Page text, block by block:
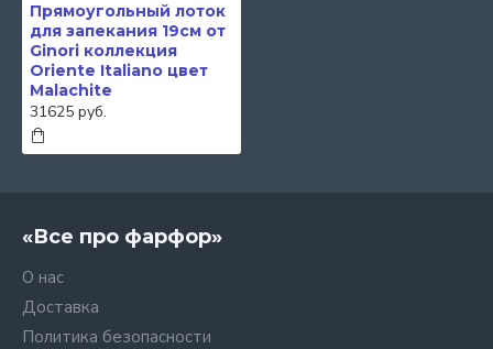
Прямоугольный лоток
для запекания 19см от
Ginori коллекция
Oriente Italiano цвет
Malachite
31625 руб.
«Все про фарфор»
О нас
Доставка
Политика безопасности